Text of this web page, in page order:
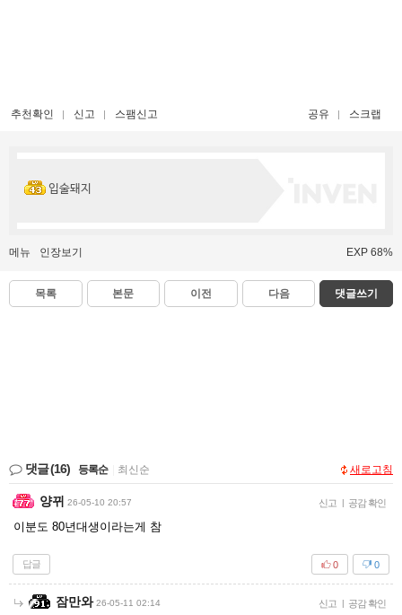
추천확인 신고 스팸신고 공유 스크랩
입술돼지
메뉴 인장보기 EXP 68%
목록 본문 이전 다음 댓글쓰기
댓글(16) 등록순 최신순 새로고침
양뀌 26-05-10 20:57 신고 공감 확인
이분도 80년대생이라는게 참
답글 0
0
잠만와 26-05-11 02:14 신고 공감 확인